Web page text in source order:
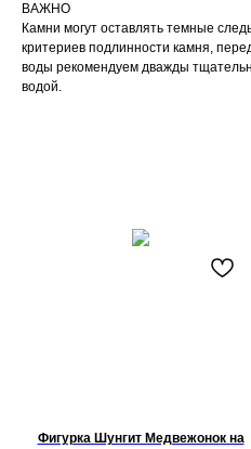
ВАЖНО
Камни могут оставлять темные
критериев подлинности камня,
воды рекомендуем дважды
водой.
Фигурка Шунгит Медвежонок на